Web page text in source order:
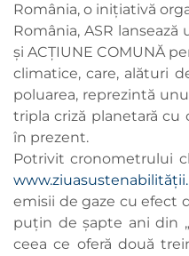
România, o inițiativă
România, ASR lansează
și ACȚIUNE COMUNĂ
climatice, care, alături
poluarea, reprezintă
tripla criză planetară cu
în prezent.
Potrivit cronometrului
emisii de gaze cu efect
puțin de șapte ani din
ceea ce oferă două